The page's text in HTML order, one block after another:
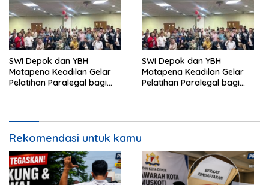
SWI Depok dan YBH
Matapena Keadilan Gelar
Pelatihan Paralegal bagi
SWI Depok dan YBH
Matapena Keadilan Gelar
Pelatihan Paralegal bagi
Rekomendasi untuk kamu